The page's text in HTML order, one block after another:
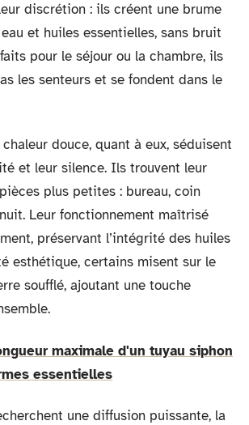
discrétion : ils créent une brume
et huiles essentielles, sans bruit
pour le séjour ou la chambre, ils
les senteurs et se fondent dans le
douce, quant à eux, séduisent
et leur silence. Ils trouvent leur
plus petites : bureau, coin
Leur fonctionnement maîtrisé
préservant l’intégrité des huiles
esthétique, certains misent sur le
soufflé, ajoutant une touche
maximale d'un tuyau siphon
essentielles
une diffusion puissante, la